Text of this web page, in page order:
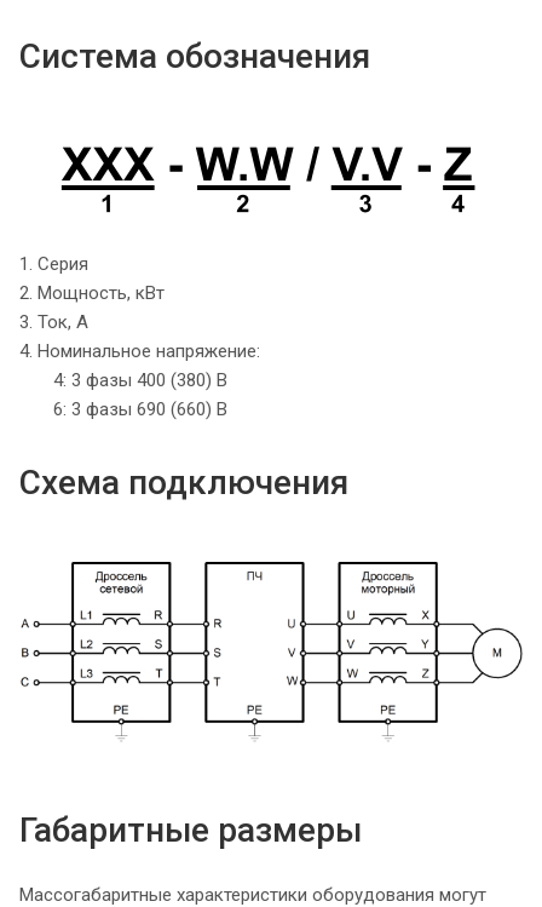
Система обозначения
1. Серия
2. Мощность, кВт
3. Ток, А
4. Номинальное напряжение:
4: 3 фазы 400 (380) В
6: 3 фазы 690 (660) В
Схема подключения
Габаритные размеры
Массогабаритные характеристики оборудования могут